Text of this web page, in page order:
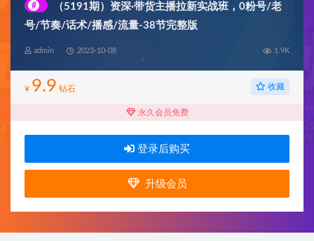
#
（5191期）资深·带货主播拉新实战班，0粉号/老
号/节奏/话术/播感/流量-38节完整版
admin 2023-10-08 1.9K
¥ 9.9 钻石 收藏
永久会员免费
登录后购买
升级会员